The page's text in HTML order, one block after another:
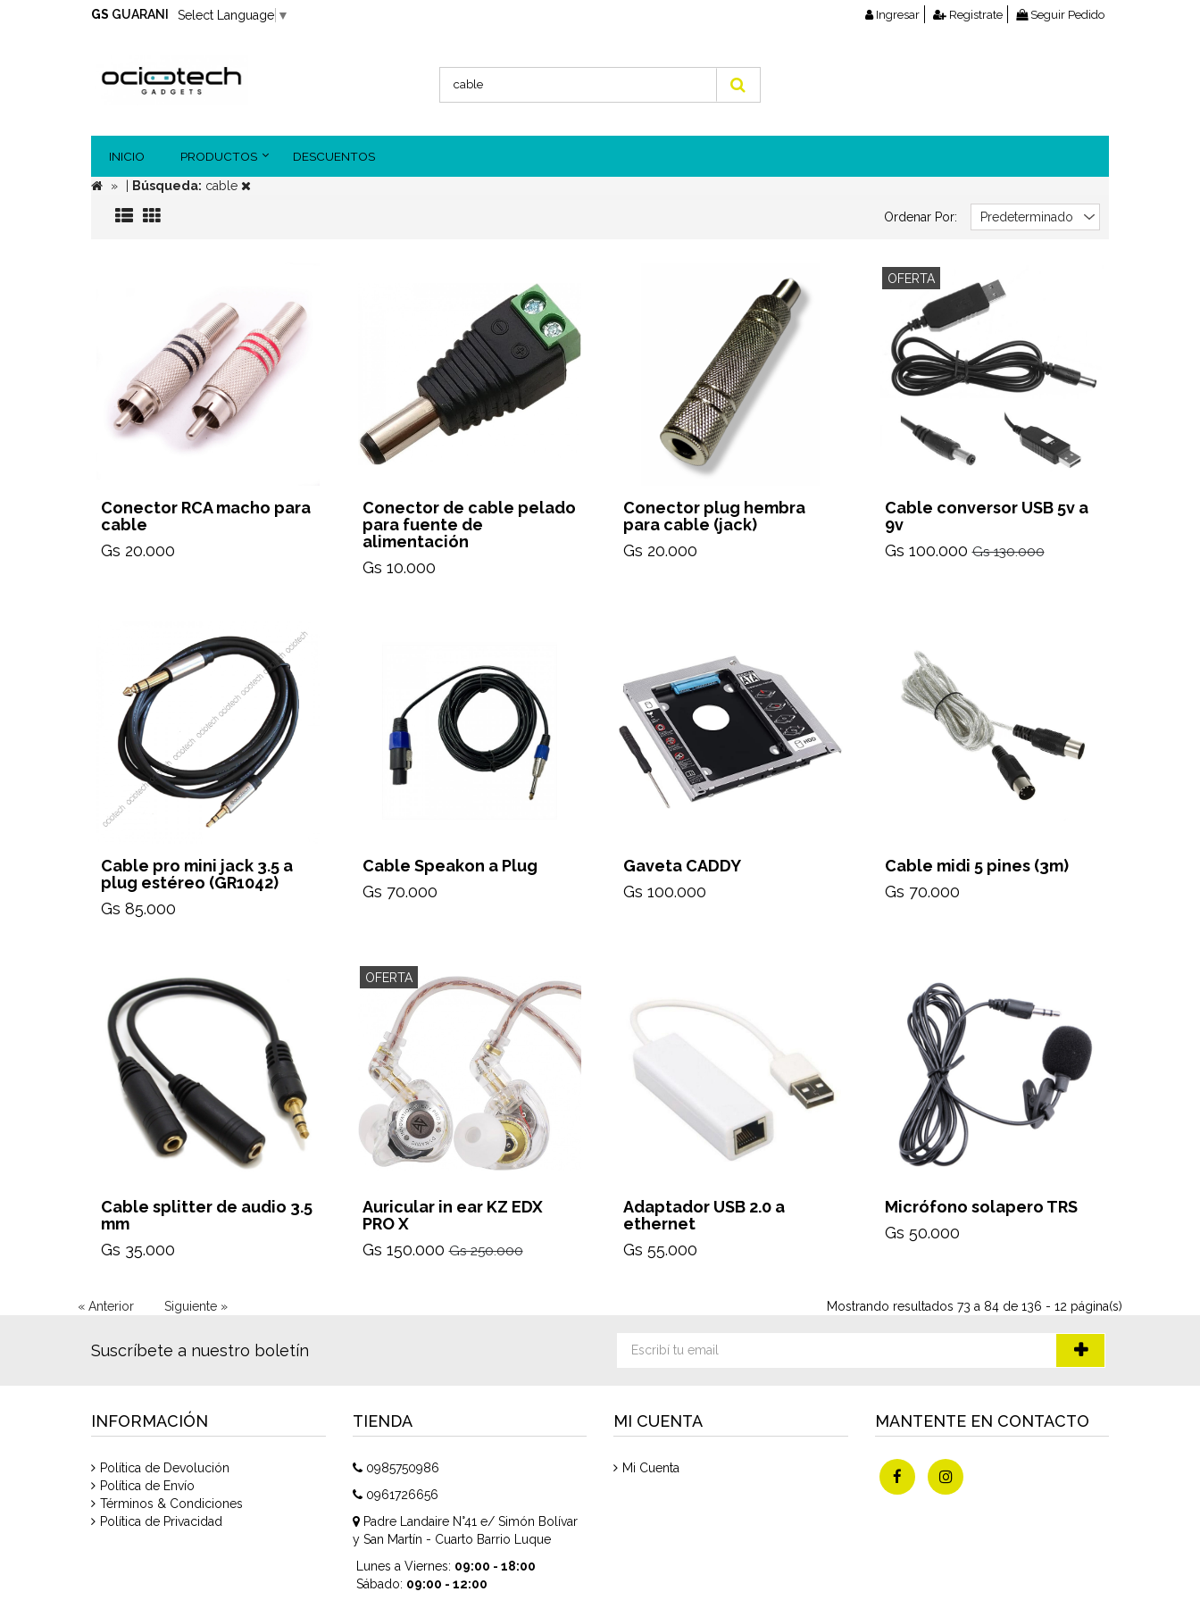
GS GUARANI Select Language ▼ Ingresar Registrate Seguir Pedido
INICIO PRODUCTOS DESCUENTOS
Búsqueda: cable
Ordenar Por:
Conector RCA macho para
cable
Gs 20.000
Conector de cable pelado
para fuente de
alimentación
Gs 10.000
Conector plug hembra
para cable (jack)
Gs 20.000
OFERTA
Cable conversor USB 5v a
9v
Gs 100.000 Gs 130.000
Cable pro mini jack 3.5 a
plug estéreo (GR1042)
Gs 85.000
Cable Speakon a Plug
Gs 70.000
Gaveta CADDY
Gs 100.000
Cable midi 5 pines (3m)
Gs 70.000
Cable splitter de audio 3.5
mm
Gs 35.000
OFERTA
Auricular in ear KZ EDX
PRO X
Gs 150.000 Gs 250.000
Adaptador USB 2.0 a
ethernet
Gs 55.000
Micrófono solapero TRS
Gs 50.000
« Anterior Siguiente » Mostrando resultados 73 a 84 de 136 - 12 página(s)
Suscríbete a nuestro boletín
INFORMACIÓN
Política de Devolución
Política de Envío
Términos & Condiciones
Política de Privacidad
TIENDA
0985750986
0961726656
Padre Landaire N°41 e/ Simón Bolívar
y San Martín - Cuarto Barrio Luque
Lunes a Viernes: 09:00 - 18:00
Sábado: 09:00 - 12:00
MI CUENTA
Mi Cuenta
MANTENTE EN CONTACTO